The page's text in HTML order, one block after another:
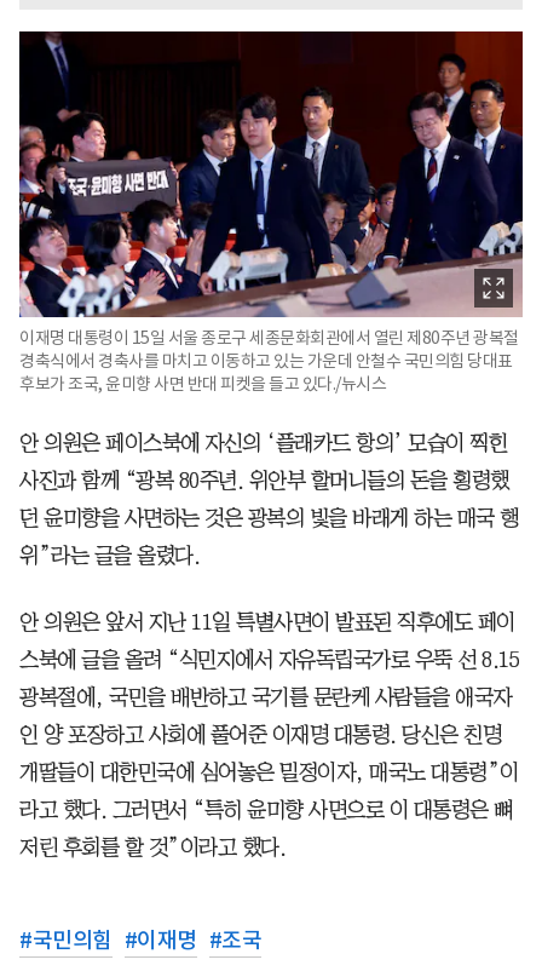
이재명 대통령이 15일 서울 종로구 세종문화회관에서 열린 제80주년 광복절
경축식에서 경축사를 마치고 이동하고 있는 가운데 안철수 국민의힘 당대표
후보가 조국, 윤미향 사면 반대 피켓을 들고 있다./뉴시스
안 의원은 페이스북에 자신의 ‘플래카드 항의’ 모습이 찍힌
사진과 함께 “광복 80주년. 위안부 할머니들의 돈을 횡령했
던 윤미향을 사면하는 것은 광복의 빛을 바래게 하는 매국 행
위”라는 글을 올렸다.
안 의원은 앞서 지난 11일 특별사면이 발표된 직후에도 페이
스북에 글을 올려 “식민지에서 자유독립국가로 우뚝 선 8.15
광복절에, 국민을 배반하고 국기를 문란케 사람들을 애국자
인 양 포장하고 사회에 풀어준 이재명 대통령. 당신은 친명
개딸들이 대한민국에 심어놓은 밀정이자, 매국노 대통령”이
라고 했다. 그러면서 “특히 윤미향 사면으로 이 대통령은 뼈
저린 후회를 할 것”이라고 했다.
#국민의힘 #이재명 #조국